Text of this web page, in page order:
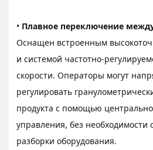
• Плавное переключение
Оснащен встроенным
и системой частотно-
скорости. Операторы могут
регулировать
продукта с помощью
управления, без необходимости
разборки оборудования.